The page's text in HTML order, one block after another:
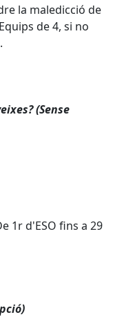
la maledicció de
de 4, si no
(Sense
1r d'ESO fins a 29